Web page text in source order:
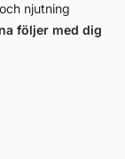
njutning
följer med dig